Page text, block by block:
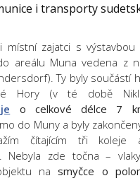
i transporty
zajatci s výstavbou
areálu Muna vedena z
Ty byly součástí
Hory (v té době
o celkové délce 7
do Muny a byly
čítajícím tři koleje
Nebyla zde točna –
nasmyčce o